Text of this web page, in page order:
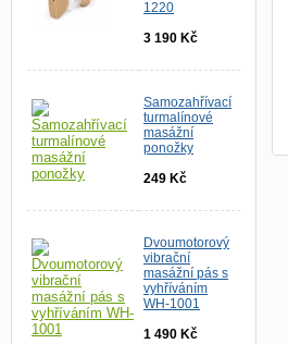
1220
3 190 Kč
Samozahřívací
turmalínové
masážní
ponožky
249 Kč
Dvoumotorový
vibrační
masážní pás s
vyhříváním
WH-1001
1 490 Kč